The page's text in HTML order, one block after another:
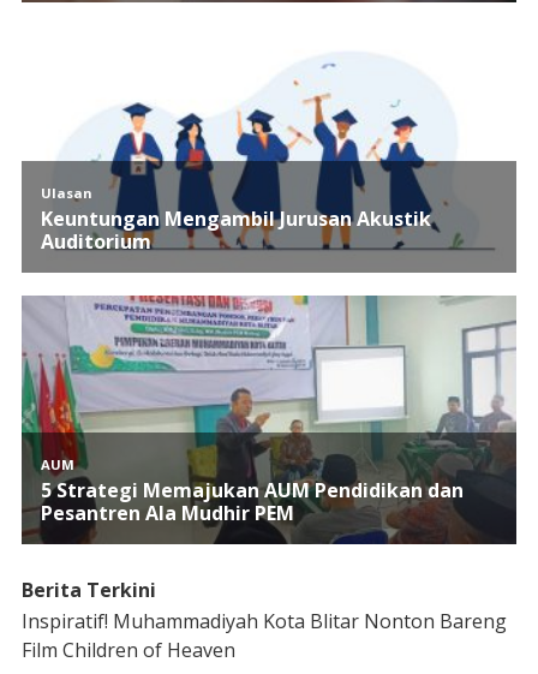
Berita Terkini
Inspiratif! Muhammadiyah Kota Blitar Nonton Bareng
Film Children of Heaven